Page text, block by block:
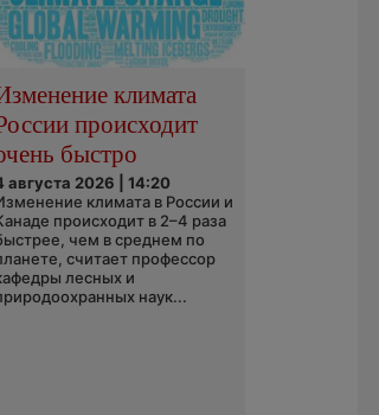
климата
происходит
быстро
августа 2026 | 14:20
климата в России и
происходит в 2–4 раза
чем в среднем по
считает профессор
лесных и
наук...